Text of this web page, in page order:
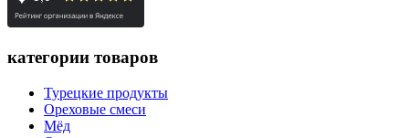
категории товаров
Турецкие продукты
Ореховые смеси
Мёд